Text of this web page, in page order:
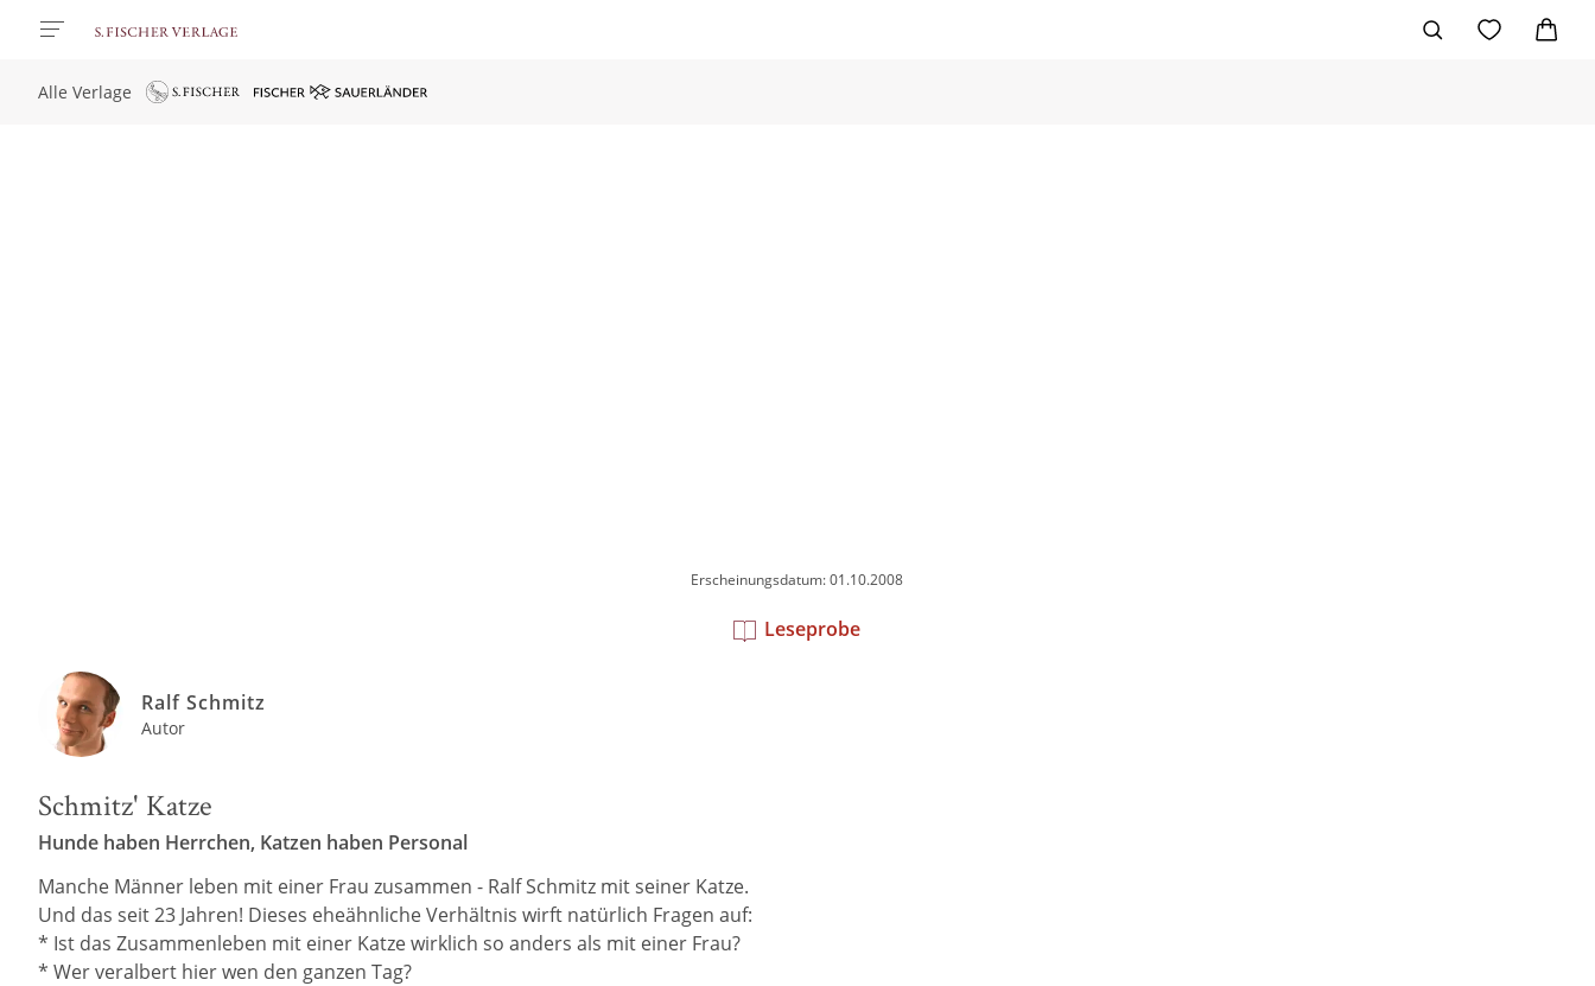
Alle Verlage
Erscheinungsdatum: 01.10.2008
Leseprobe
Ralf Schmitz
Autor
Schmitz' Katze
Hunde haben Herrchen, Katzen haben Personal
Manche Männer leben mit einer Frau zusammen - Ralf Schmitz mit seiner Katze.
Und das seit 23 Jahren! Dieses eheähnliche Verhältnis wirft natürlich Fragen auf:
* Ist das Zusammenleben mit einer Katze wirklich so anders als mit einer Frau?
* Wer veralbert hier wen den ganzen Tag?